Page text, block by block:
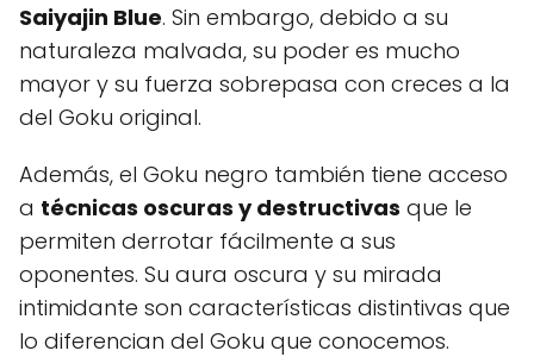
Saiyajin Blue. Sin embargo, debido a su
naturaleza malvada, su poder es mucho
mayor y su fuerza sobrepasa con creces a la
del Goku original.
Además, el Goku negro también tiene acceso
a técnicas oscuras y destructivas que le
permiten derrotar fácilmente a sus
oponentes. Su aura oscura y su mirada
intimidante son características distintivas que
lo diferencian del Goku que conocemos.